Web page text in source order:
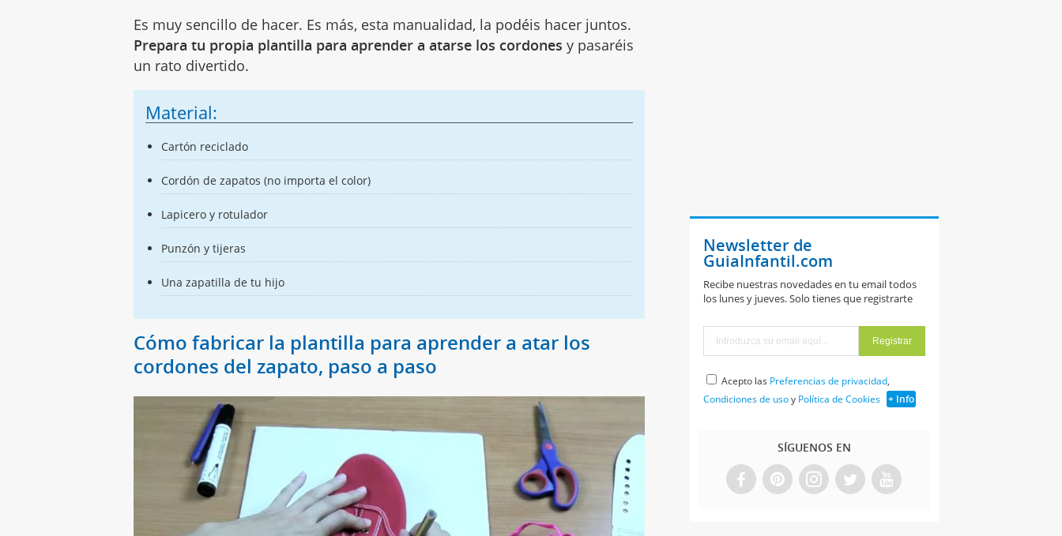
Es muy sencillo de hacer. Es más, esta manualidad, la podéis hacer juntos.
Prepara tu propia plantilla para aprender a atarse los cordones y pasaréis
un rato divertido.
Material:
Cartón reciclado
Cordón de zapatos (no importa el color)
Lapicero y rotulador
Punzón y tijeras
Una zapatilla de tu hijo
Cómo fabricar la plantilla para aprender a atar los
cordones del zapato, paso a paso
Newsletter de
GuiaInfantil.com
Recibe nuestras novedades en tu email todos
los lunes y jueves. Solo tienes que registrarte
Acepto las Preferencias de privacidad,
Condiciones de usoy Política de Cookies + Info
SÍGUENOS EN